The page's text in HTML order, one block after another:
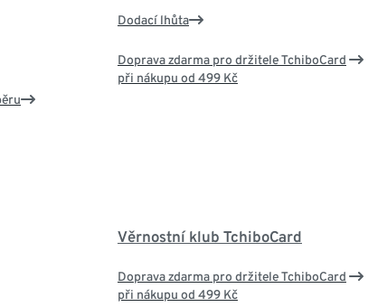
Dodací lhůta
Doprava zdarma pro držitele TchiboCard
při nákupu od 499 Kč
Věrnostní klub TchiboCard
Doprava zdarma pro držitele TchiboCard
při nákupu od 499 Kč